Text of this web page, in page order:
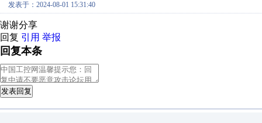
发表于：2024-08-01 15:31:40
谢谢分享
回复 引用 举报
回复本条
发表回复